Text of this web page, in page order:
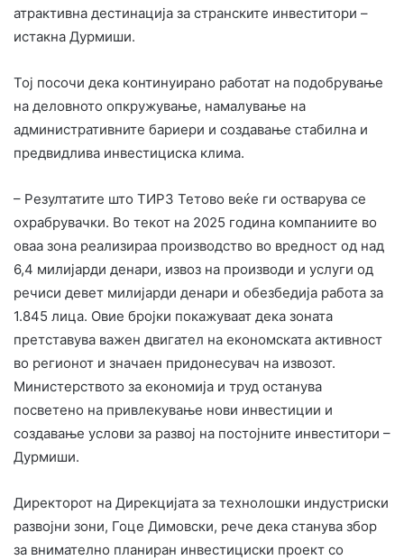
атрактивна дестинација за странските инвеститори –
истакна Дурмиши.
Тој посочи дека континуирано работат на подобрување
на деловното опкружување, намалување на
административните бариери и создавање стабилна и
предвидлива инвестициска клима.
– Резултатите што ТИРЗ Тетово веќе ги остварува се
охрабрувачки. Во текот на 2025 година компаниите во
оваа зона реализираа производство во вредност од над
6,4 милијарди денари, извоз на производи и услуги од
речиси девет милијарди денари и обезбедија работа за
1.845 лица. Овие бројки покажуваат дека зоната
претставува важен двигател на економската активност
во регионот и значаен придонесувач на извозот.
Министерството за економија и труд останува
посветено на привлекување нови инвестиции и
создавање услови за развој на постојните инвеститори –
Дурмиши.
Директорот на Дирекцијата за технолошки индустриски
развојни зони, Гоце Димовски, рече дека станува збор
за внимателно планиран инвестициски проект со